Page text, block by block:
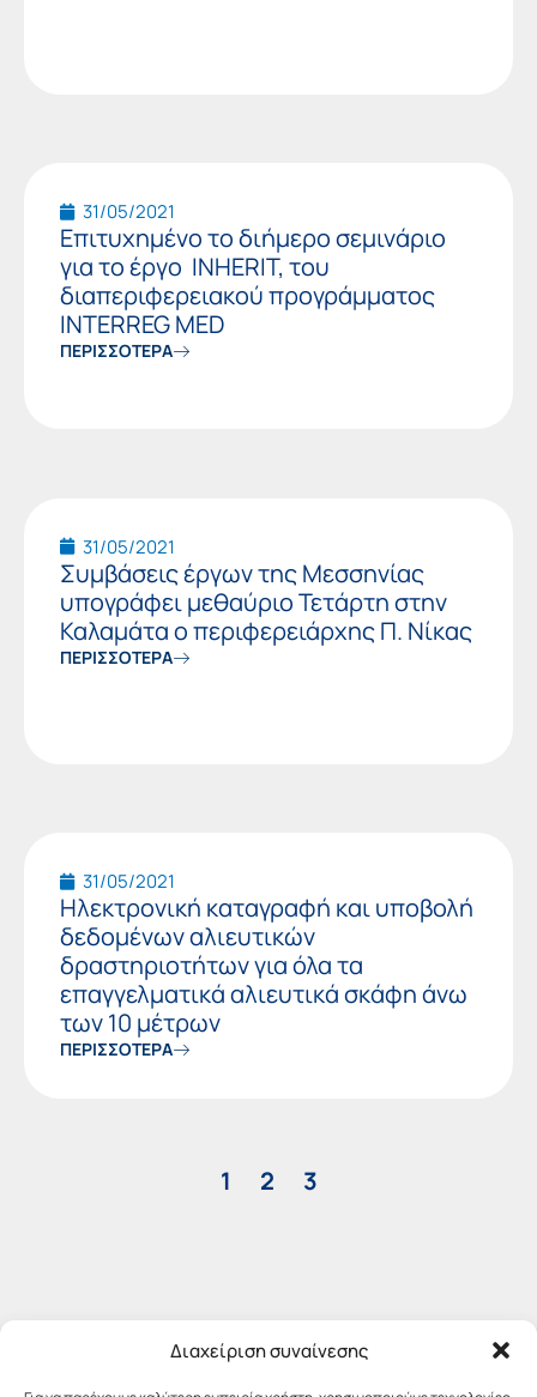
Διαχείριση συναίνεσης
31/05/2021
Επιτυχημένο το διήμερο σεμινάριο
για το έργο INHERIT, του
διαπεριφερειακού προγράμματος
INTERREG MED
ΠΕΡΙΣΣΟΤΕΡΑ
31/05/2021
Συμβάσεις έργων της Μεσσηνίας
υπογράφει μεθαύριο Τετάρτη στην
Καλαμάτα ο περιφερειάρχης Π. Νίκας
ΠΕΡΙΣΣΟΤΕΡΑ
31/05/2021
Ηλεκτρονική καταγραφή και υποβολή
δεδομένων αλιευτικών
δραστηριοτήτων για όλα τα
επαγγελματικά αλιευτικά σκάφη άνω
των 10 μέτρων
ΠΕΡΙΣΣΟΤΕΡΑ
1 2 3